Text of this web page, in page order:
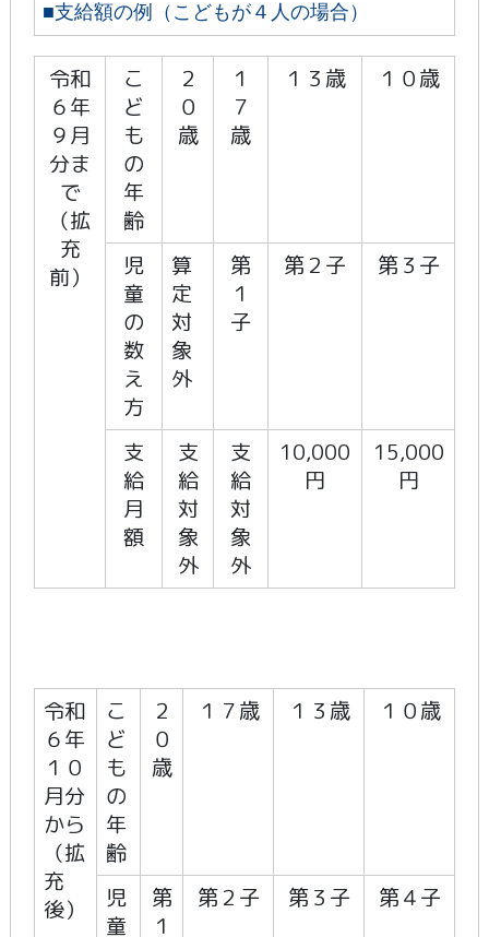
■支給額の例（こどもが４人の場合）
令和
６年
９月
分ま
で
（拡
充
前）
こ
ど
も
の
年
齢
２
０
歳
１
７
歳
１３歳 １０歳
児
童
の
数
え
方
算
定
対
象
外
第
１
子
第２子 第３子
支
給
月
額
支
給
対
象
外
支
給
対
象
外
10,000
円
15,000
円
令和
６年
１０
月分
から
（拡
充
後）
こ
ど
も
の
年
齢
２
０
歳
１７歳 １３歳 １０歳
児
童
第
１
第２子 第３子 第４子